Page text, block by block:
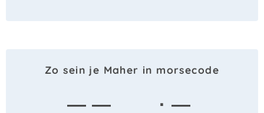
Zo sein je Maher in morsecode
— —
· —